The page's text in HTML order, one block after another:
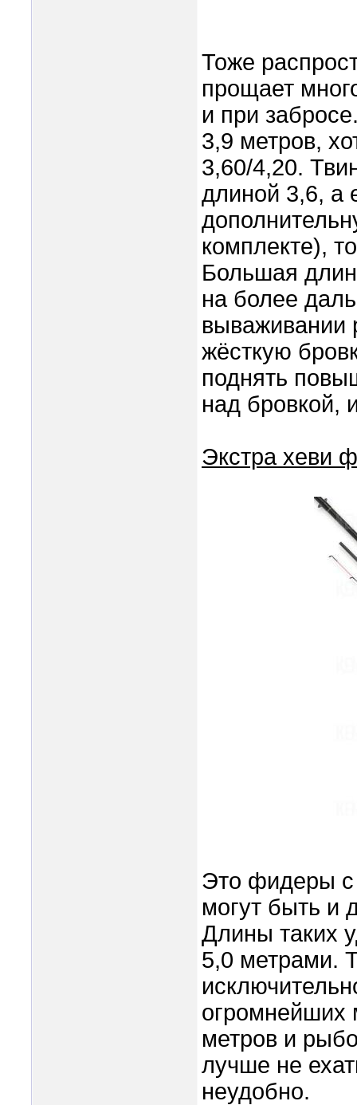
Тоже
прощает
и при
3,9 метров,
3,60/4,20.
длиной 3,6, а
комплекте),
Большая
на более
вываживании
жёсткую
поднять
над бровкой,
Экстра хеви
Это фидеры с
могут быть и
Длины таких
5,0 метрами.
метров и
лучше не
неудобно.